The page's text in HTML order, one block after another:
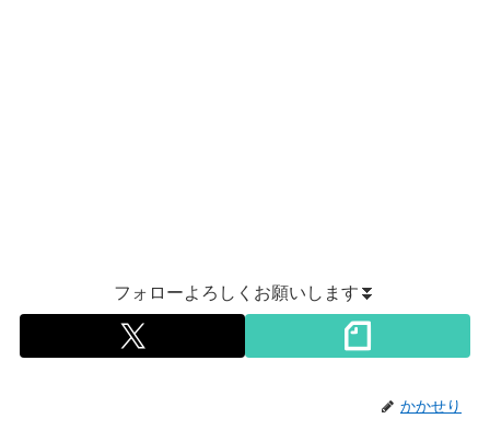
フォローよろしくお願いします⏬
かかせり